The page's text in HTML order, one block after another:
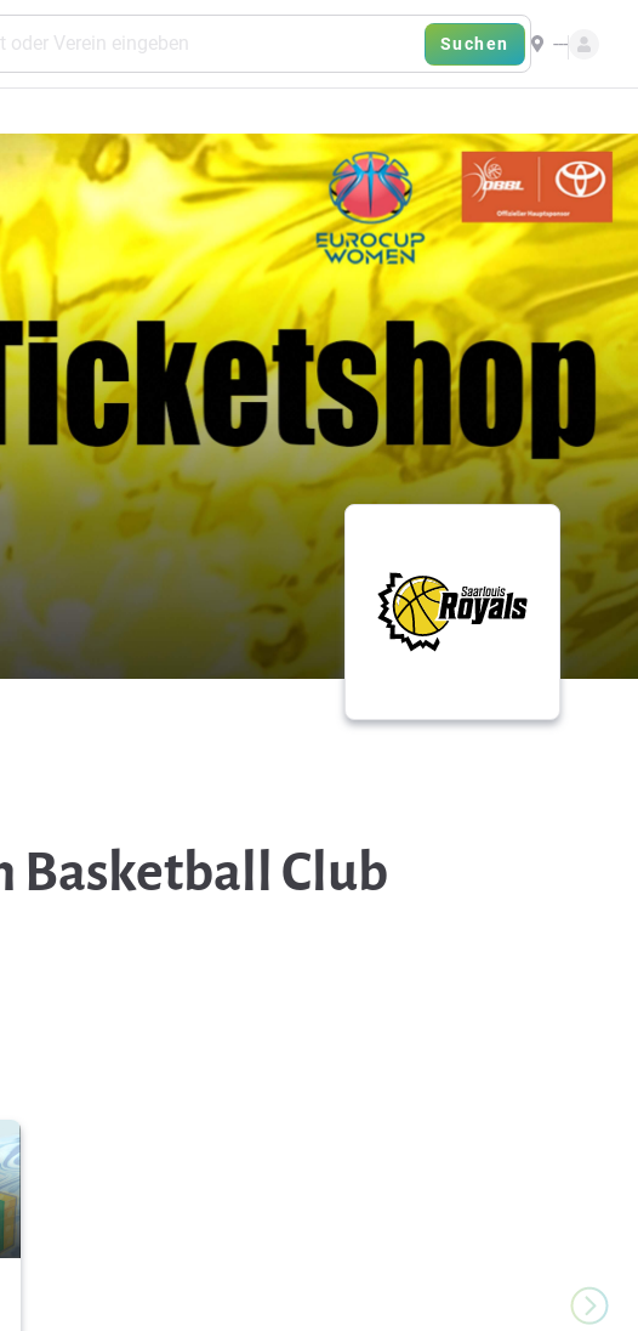
Suchen ---
Basketball Club